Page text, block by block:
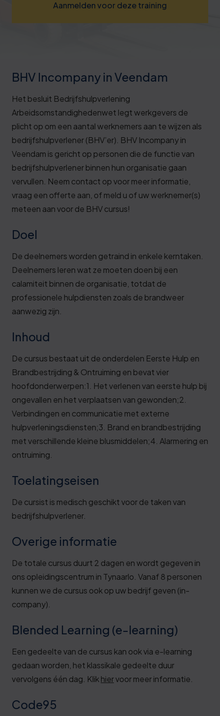
Aanmelden voor deze training
BHV Incompany in Veendam
Het besluit Bedrijfshulpverlening
Arbeidsomstandighedenwet legt werkgevers de
plicht op om een aantal werknemers aan te wijzen als
bedrijfshulpverlener (BHV’er). BHV Incompany in
Veendam is gericht op personen die de functie van
bedrijfshulpverlener binnen hun organisatie gaan
vervullen. Neem contact op voor meer informatie,
vraag een offerte aan, of meld u of uw werknemer(s)
meteen aan voor de BHV cursus!
Doel
De deelnemers worden getraind in enkele kerntaken.
Deelnemers leren wat ze moeten doen bij een
calamiteit binnen de organisatie, totdat de
professionele hulpdiensten zoals de brandweer
aanwezig zijn.
Inhoud
De cursus bestaat uit de onderdelen Eerste Hulp en
Brandbestrijding & Ontruiming en bevat vier
hoofdonderwerpen:1. Het verlenen van eerste hulp bij
ongevallen en het verplaatsen van gewonden;2.
Verbindingen en communicatie met externe
hulpverleningsdiensten;3. Brand en brandbestrijding
met verschillende kleine blusmiddelen;4. Alarmering en
ontruiming.
Toelatingseisen
De cursist is medisch geschikt voor de taken van
bedrijfshulpverlener.
Overige informatie
De totale cursus duurt 2 dagen en wordt gegeven in
ons opleidingscentrum in Tynaarlo. Vanaf 8 personen
kunnen we de cursus ook op uw bedrijf geven (in-
company).
Blended Learning (e-learning)
Een gedeelte van de cursus kan ook via e-learning
gedaan worden, het klassikale gedeelte duur
vervolgens één dag. Klikhiervoor meer informatie.
Code95
Deze review is gebaseerd op mijn eigen